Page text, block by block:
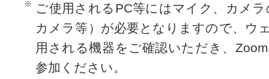
ご使用されるPC等にはマイク、カメ
カメラ等）が必要となりますので、ウ
用される機器をご確認いただき、
参加ください。